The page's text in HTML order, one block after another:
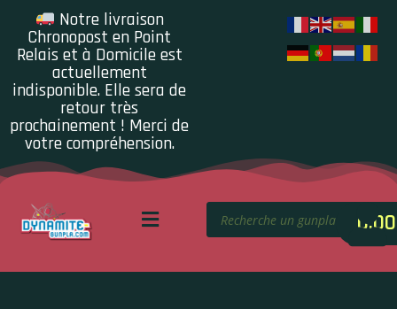
Notre livraison
Chronopost en Point
Relais et à Domicile est
actuellement
indisponible. Elle sera de
retour très
prochainement ! Merci de
votre compréhension.
0.00